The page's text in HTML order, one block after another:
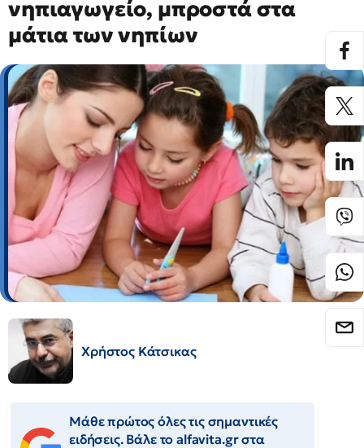
νηπιαγωγείο, μπροστά στα
μάτια των νηπίων
Χρήστος Κάτσικας
Μάθε πρώτος όλες τις σημαντικές
ειδήσεις. Βάλε το alfavita.gr στα